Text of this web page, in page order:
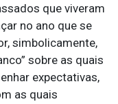
que viveram
no ano que se
simbolicamente,
sobre as quais
expectativas,
as quais